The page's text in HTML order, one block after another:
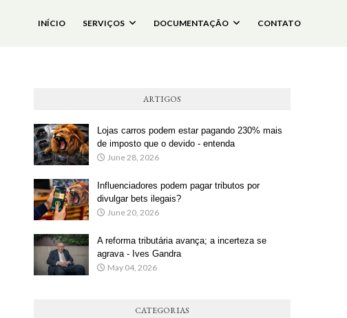
INÍCIO SERVIÇOS DOCUMENTAÇÃO CONTATO
ARTIGOS
Lojas carros podem estar pagando 230% mais
de imposto que o devido - entenda
June 28, 2026
Influenciadores podem pagar tributos por
divulgar bets ilegais?
June 20, 2026
A reforma tributária avança; a incerteza se
agrava - Ives Gandra
May 04, 2026
CATEGORIAS